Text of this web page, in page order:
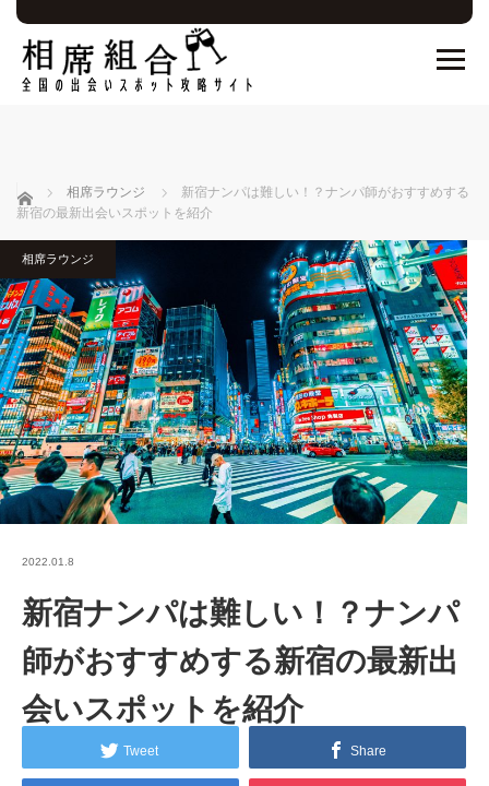
ホーム 相席ラウンジ
新宿ナンパは難しい！？ナンパ師がおすすめする
新宿の最新出会いスポットを紹介
相席ラウンジ
2022.01.8
新宿ナンパは難しい！？ナンパ
師がおすすめする新宿の最新出
会いスポットを紹介
Tweet Share